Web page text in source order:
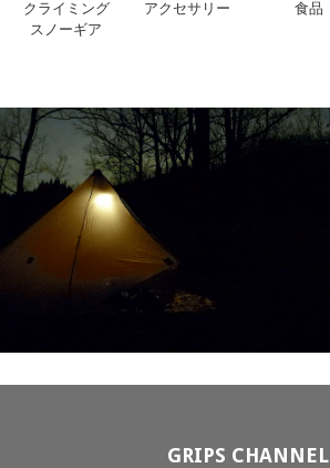
クライミング
スノーギア
アクセサリー 食品
GRIPS CHANNEL